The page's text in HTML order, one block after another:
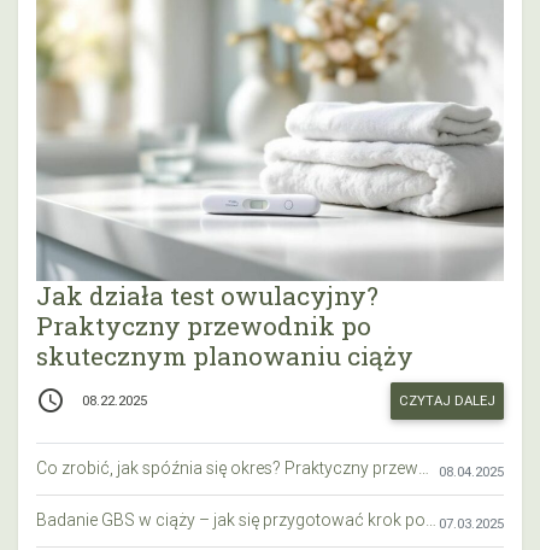
Jak działa test owulacyjny?
Praktyczny przewodnik po
skutecznym planowaniu ciąży
access_time 08.22.2025 CZYTAJ DALEJ
Co zrobić, jak spóźnia się okres? Praktyczny przewodnik krok po kroku 08.04.2025
Badanie GBS w ciąży – jak się przygotować krok po kroku? 07.03.2025